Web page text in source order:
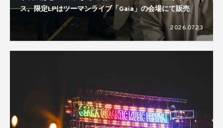
ス。限定LPはツーマンライブ「Gaia」の会場にて販売
2026.07.23